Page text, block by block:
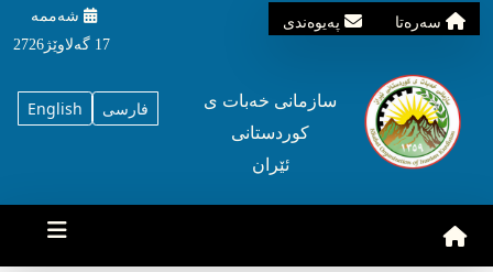
سه‌ره‌تا په‌یوه‌ندی
شه‌ممه‌
17 گه‌لاوێژ2726
English فارسی
سازمانی خه‌بات ی
کوردستانی
ئێران